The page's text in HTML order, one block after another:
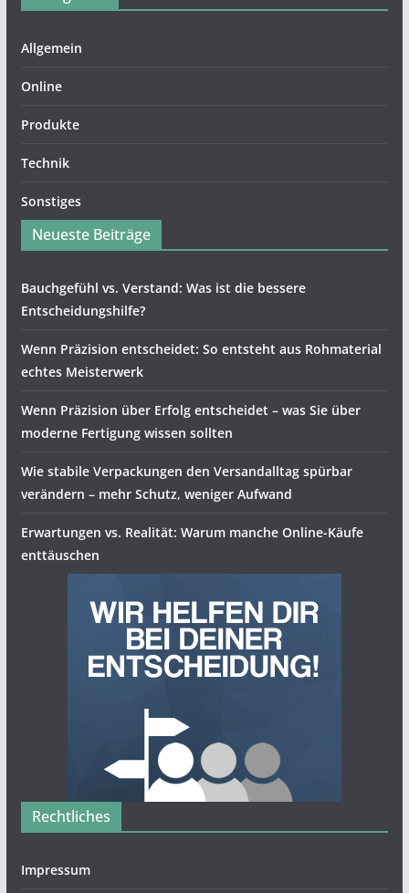
Allgemein
Online
Produkte
Technik
Sonstiges
Neueste Beiträge
Bauchgefühl vs. Verstand: Was ist die bessere
Entscheidungshilfe?
Wenn Präzision entscheidet: So entsteht aus Rohmaterial
echtes Meisterwerk
Wenn Präzision über Erfolg entscheidet – was Sie über
moderne Fertigung wissen sollten
Wie stabile Verpackungen den Versandalltag spürbar
verändern – mehr Schutz, weniger Aufwand
Erwartungen vs. Realität: Warum manche Online-Käufe
enttäuschen
Rechtliches
Impressum